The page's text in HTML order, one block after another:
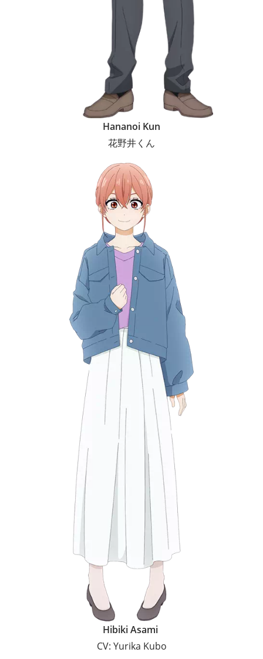
Hananoi Kun
花野井くん
Hibiki Asami
CV: Yurika Kubo